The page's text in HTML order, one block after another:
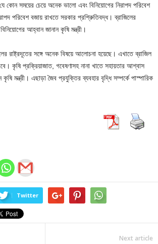
কোন সময়ের চেয়ে অনেক ভালো এবং বিনিয়োগের নিরাপদ পরিবেশ
পরিবেশ বজায় রাখতে সরকার প্রশ্রিুতিবদ্ধ। ব্রাজিলের
বিনিয়োগের আহ্বান জানান কৃষি মন্ত্রী।
রাষ্ট্রদূতের সঙ্গে অনেক বিষয়ে আলোচনা হয়েছে। এখাতে ব্রাজিল
কৃষি প্রক্রিয়াজাত, গবেষণাসহ নানা খাতে সহায়তার আশ্বাস
মন্ত্রী। এছাড়া জৈব প্রযুক্তির ব্যবহার বৃদ্ধি সম্পর্কে পাস্পারিক
Twitter
Next article